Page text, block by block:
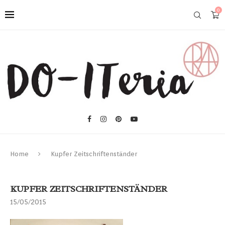
0
Home Kupfer Zeitschriftenständer
KUPFER ZEITSCHRIFTENSTÄNDER
15/05/2015